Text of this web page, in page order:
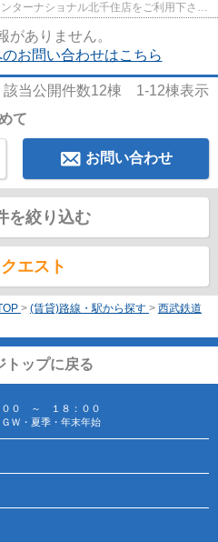
ターナショナル北千住店をご利用下さ
がありません。
お問い合わせはこちら
該当公開件数12棟 1-12棟表示
て
お問い合わせ
を絞り込む
エスト
> (賃貸)路線・駅から探す > 西武鉄道
トップに戻る
００ ～ １８：００
Ｗ・夏季・年末年始